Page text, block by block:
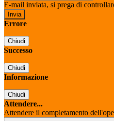
E-mail inviata, si prega di
Errore
Chiudi
Successo
Chiudi
Informazione
Chiudi
Attendere...
Attendere il completamento